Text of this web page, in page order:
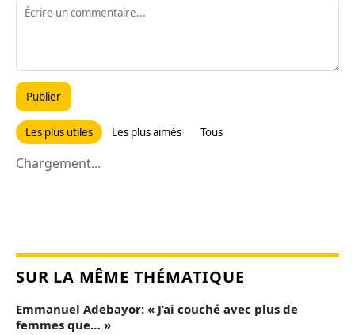
Publier
Les plus utiles Les plus aimés Tous
Chargement...
SUR LA MÊME THÉMATIQUE
Emmanuel Adebayor: « J’ai couché avec plus de
femmes que… »